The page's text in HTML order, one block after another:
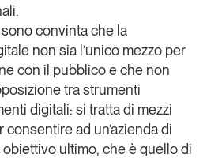
convinta che la
non sia l’unico mezzo per
con il pubblico e che non
tra strumenti
digitali: si tratta di mezzi
ad un’azienda di
ultimo, che è quello di